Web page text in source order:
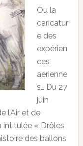
Ou la
caricatur
e des
expérien
ces
aérienne
s… Du 27
juin
l’Air et de
intitulée « Drôles
des ballons